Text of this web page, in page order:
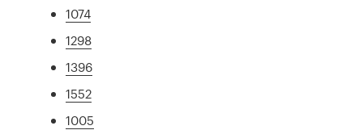
1074
1298
1396
1552
1005